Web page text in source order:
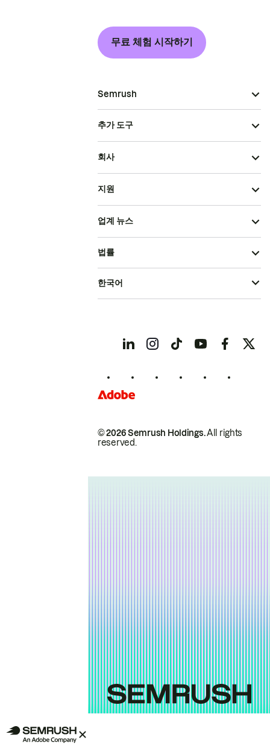
무료 체험 시작하기
Semrush
추가 도구
회사
지원
업계 뉴스
© 2026 Semrush Holdings.All rights
reserved.
법률
한국어